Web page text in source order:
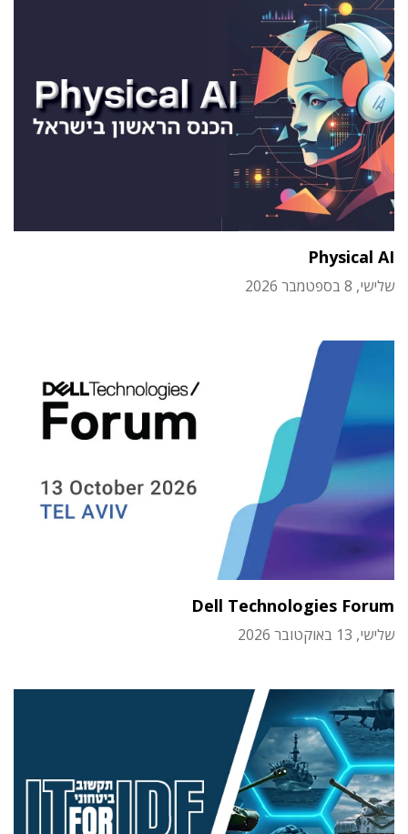
Physical AI
שלישי, 8 בספטמבר 2026
Dell Technologies Forum
שלישי, 13 באוקטובר 2026